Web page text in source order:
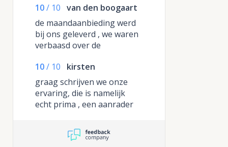
10/ 10 van den boogaart
de maandaanbieding werd
bij ons geleverd , we waren
verbaasd over de
de burgers en de dumplings
gaan we er de volgende
keer extra bijbestellen want
die waren heerlijk
10/ 10
kirsten
graag schrijven we onze
ervaring, die is namelijk
echt prima , een aanrader
wil worden